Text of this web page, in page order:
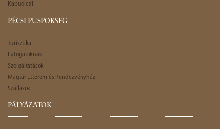
Kapuoldal
PÉCSI PÜSPÖKSÉG
Turisztika
Látogatóknak
Szolgáltatások
Magtár Étterem és Rendezvényház
Szállások
PÁLYÁZATOK